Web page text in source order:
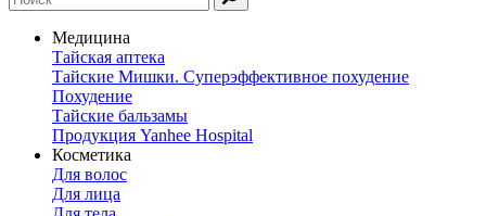
Медицина
Тайская аптека
Тайские Мишки. Суперэффективное похудение
Похудение
Тайские бальзамы
Продукция Yanhee Hospital
Косметика
Для волос
Для лица